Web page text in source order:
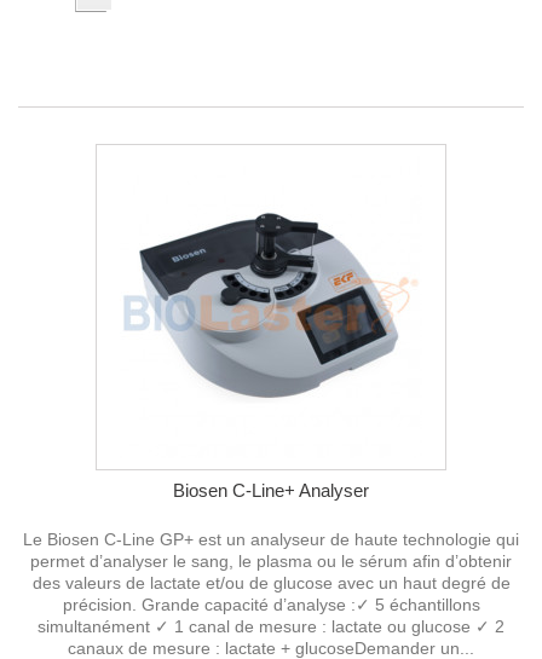
Biosen C-Line+ Analyser
Le Biosen C-Line GP+ est un analyseur de haute technologie qui
permet d’analyser le sang, le plasma ou le sérum afin d’obtenir
des valeurs de lactate et/ou de glucose avec un haut degré de
précision. Grande capacité d’analyse :✓ 5 échantillons
simultanément ✓ 1 canal de mesure : lactate ou glucose ✓ 2
canaux de mesure : lactate + glucoseDemander un...